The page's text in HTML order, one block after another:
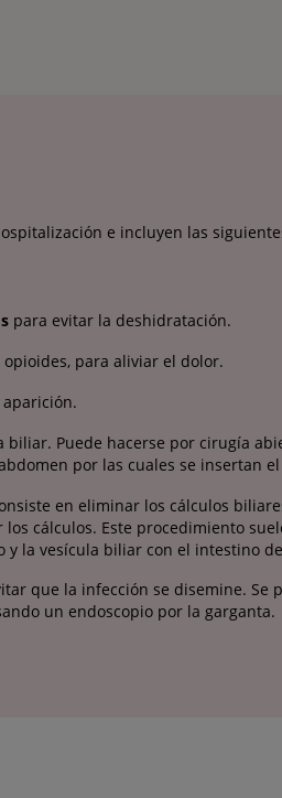
e incluyen las
para evitar la deshidratación.
para aliviar el dolor.
Puede hacerse por cirugía
por las cuales se insertan
en eliminar los cálculos
cálculos. Este procedimiento
y la vesícula biliar con el intestino
que la infección se disemine.
un endoscopio por la garganta.